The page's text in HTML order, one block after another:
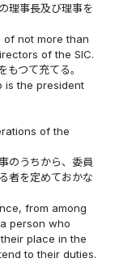
理事長及び理事を
of not more than
of the SIC.
つて充てる。
is the president
of the
のうちから、委員
者を定めておかな
from among
person who
place in the
to their duties.